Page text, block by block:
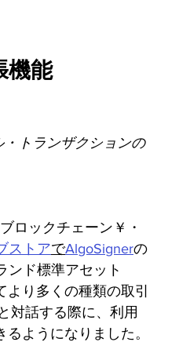
機能
トランザクションの
ロックチェーン￥・
ストアでAlgoSignerの
ンド標準アセット
り多くの種類の取引
対話する際に、利用
ようになりました。